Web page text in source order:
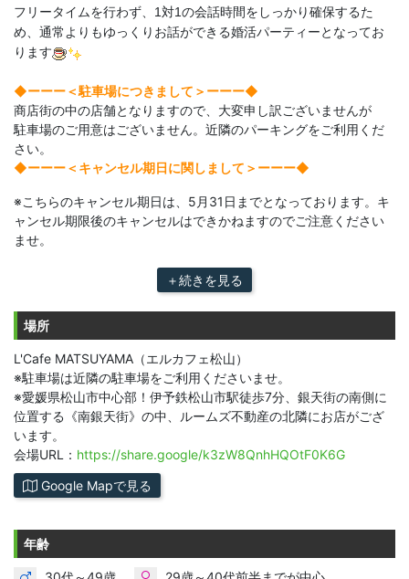
場所
L'Cafe MATSUYAMA（エルカフェ松山）
※駐車場は近隣の駐車場をご利用くださいませ。
※愛媛県松山市中心部！伊予鉄松山市駅徒歩7分、銀天街の南側に
位置する《南銀天街》の中、ルームズ不動産の北隣にお店がござ
います。
会場URL： https://share.google/k3zW8QnhHQOtF0K6G
Google Mapで見る
年齢
フリータイムを行わず、1対1の会話時間をしっかり確保するた
め、通常よりもゆっくりお話ができる婚活パーティーとなってお
ります
◆ーーー＜駐車場につきまして＞ーーー◆
商店街の中の店舗となりますので、大変申し訳ございませんが
駐車場のご用意はございません。近隣のパーキングをご利用くだ
さい。
◆ーーー＜キャンセル期日に関しまして＞ーーー◆
※こちらのキャンセル期日は、5月31日までとなっております。キ
ャンセル期限後のキャンセルはできかねますのでご注意ください
ませ。
＋続きを見る